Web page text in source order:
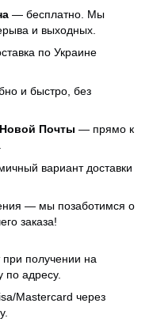
— бесплатно. Мы
и выходных.
по Украине
и быстро, без
Почты — прямо к
вариант доставки
— мы позаботимся о
заказа!
получении на
по адресу.
Mastercard через